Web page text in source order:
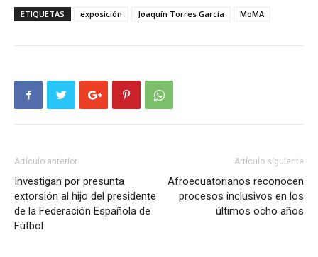
ETIQUETAS exposición Joaquín Torres García MoMA
Artículo anterior
Investigan por presunta
extorsión al hijo del presidente
de la Federación Española de
Fútbol
Artículo siguiente
Afroecuatorianos reconocen
procesos inclusivos en los
últimos ocho años